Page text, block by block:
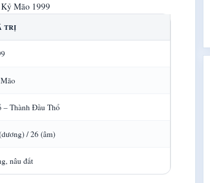
Mão 1999
TRỊ
– Thành Đầu Thổ
/ 26 (âm)
nâu đất